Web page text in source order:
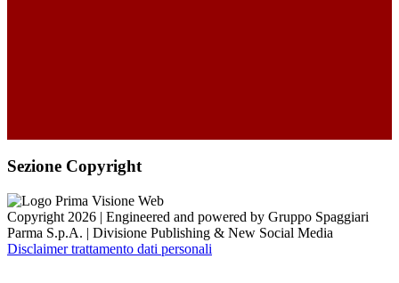
Sezione Copyright
Copyright 2026 | Engineered and powered by Gruppo Spaggiari
Parma S.p.A. | Divisione Publishing & New Social Media
Disclaimer trattamento dati personali